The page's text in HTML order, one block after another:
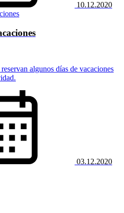
10.12.2020
algunos días de vacaciones
03.12.2020